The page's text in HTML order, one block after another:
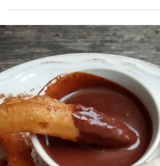
Na słodko
Pumpkin spice latte
jesienna kawa z dynią :) Składniki: - upieczona i
zmiksowana dynia - mielony cynamon,
chili i imbir (może być też świeży na...